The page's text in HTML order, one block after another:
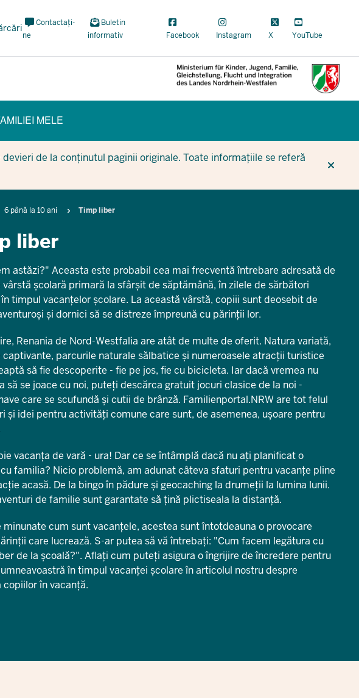
Meta
Navi
Contactați-
ne
Buletin
informativ
Facebook Instagram X YouTube
MELE
de la conținutul paginii originale. Toate informațiile se referă
6 până la 10 ani Timp liber
liber
astăzi?" Aceasta este probabil cea mai frecventă întrebare adresată de
școlară primară la sfârșit de săptămână, în zilele de sărbători
timpul vacanțelor școlare. La această vârstă, copiii sunt deosebit de
și dornici să se distreze împreună cu părinții lor.
Renania de Nord-Westfalia are atât de multe de oferit. Natura variată,
captivante, parcurile naturale sălbatice și numeroasele atracții turistice
să fie descoperite - fie pe jos, fie cu bicicleta. Iar dacă vremea nu
să se joace cu noi, puteți descărca gratuit jocuri clasice de la noi -
care se scufundă și cutii de brânză. Familienportal.NRW are tot felul
și idei pentru activități comune care sunt, de asemenea, ușoare pentru
vacanța de vară - ura! Dar ce se întâmplă dacă nu ați planificat o
familia? Nicio problemă, am adunat câteva sfaturi pentru vacanțe pline
acasă. De la bingo în pădure și geocaching la drumeții la lumina lunii.
de familie sunt garantate să țină plictiseala la distanță.
minunate cum sunt vacanțele, acestea sunt întotdeauna o provocare
care lucrează. S-ar putea să vă întrebați: "Cum facem legătura cu
de la școală?". Aflați cum puteți asigura o îngrijire de încredere pentru
în timpul vacanței școlare în articolul nostru despre
copiilor în vacanță.